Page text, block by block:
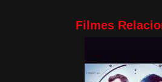
Filmes